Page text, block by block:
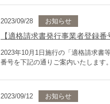
2023/09/28 お知らせ
【適格請求書発行事業者登録番
2023年10月1日施行の「適格請求書
番号を下記の通りご案内いたします
2023/09/12 お知らせ